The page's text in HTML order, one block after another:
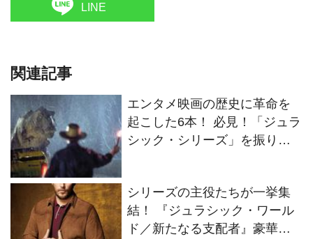
LINE
関連記事
エンタメ映画の歴史に革命を
起こした6本！ 必見！「ジュラ
シック・シリーズ」を振り返
シリーズの主役たちが一挙集
結！ 『ジュラシック・ワール
ド／新たなる支配者』豪華キ